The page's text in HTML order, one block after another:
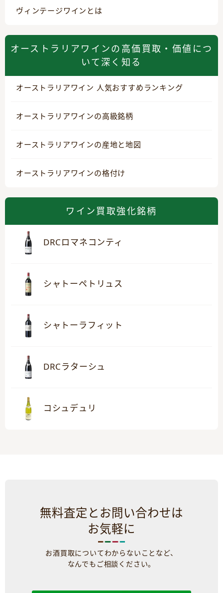
ヴィンテージワインとは
オーストラリアワインの高価買取・価値につ
いて深く知る
オーストラリアワイン 人気おすすめランキング
オーストラリアワインの高級銘柄
オーストラリアワインの産地と地図
オーストラリアワインの格付け
ワイン買取強化銘柄
DRCロマネコンティ
シャトーペトリュス
シャトーラフィット
DRCラターシュ
コシュデュリ
無料査定とお問い合わせは
お気軽に
お酒買取についてわからないことなど、
なんでもご相談ください。